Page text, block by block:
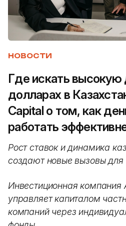
НОВОСТИ
Где искать высокую
долларах в
Capital о том, как
работать
Рост ставок и динамика
создают новые вызовы для
Инвестиционная компания
управляет капиталом
компаний через